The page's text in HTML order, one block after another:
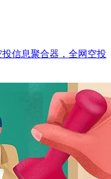
信息聚合器，全网空投